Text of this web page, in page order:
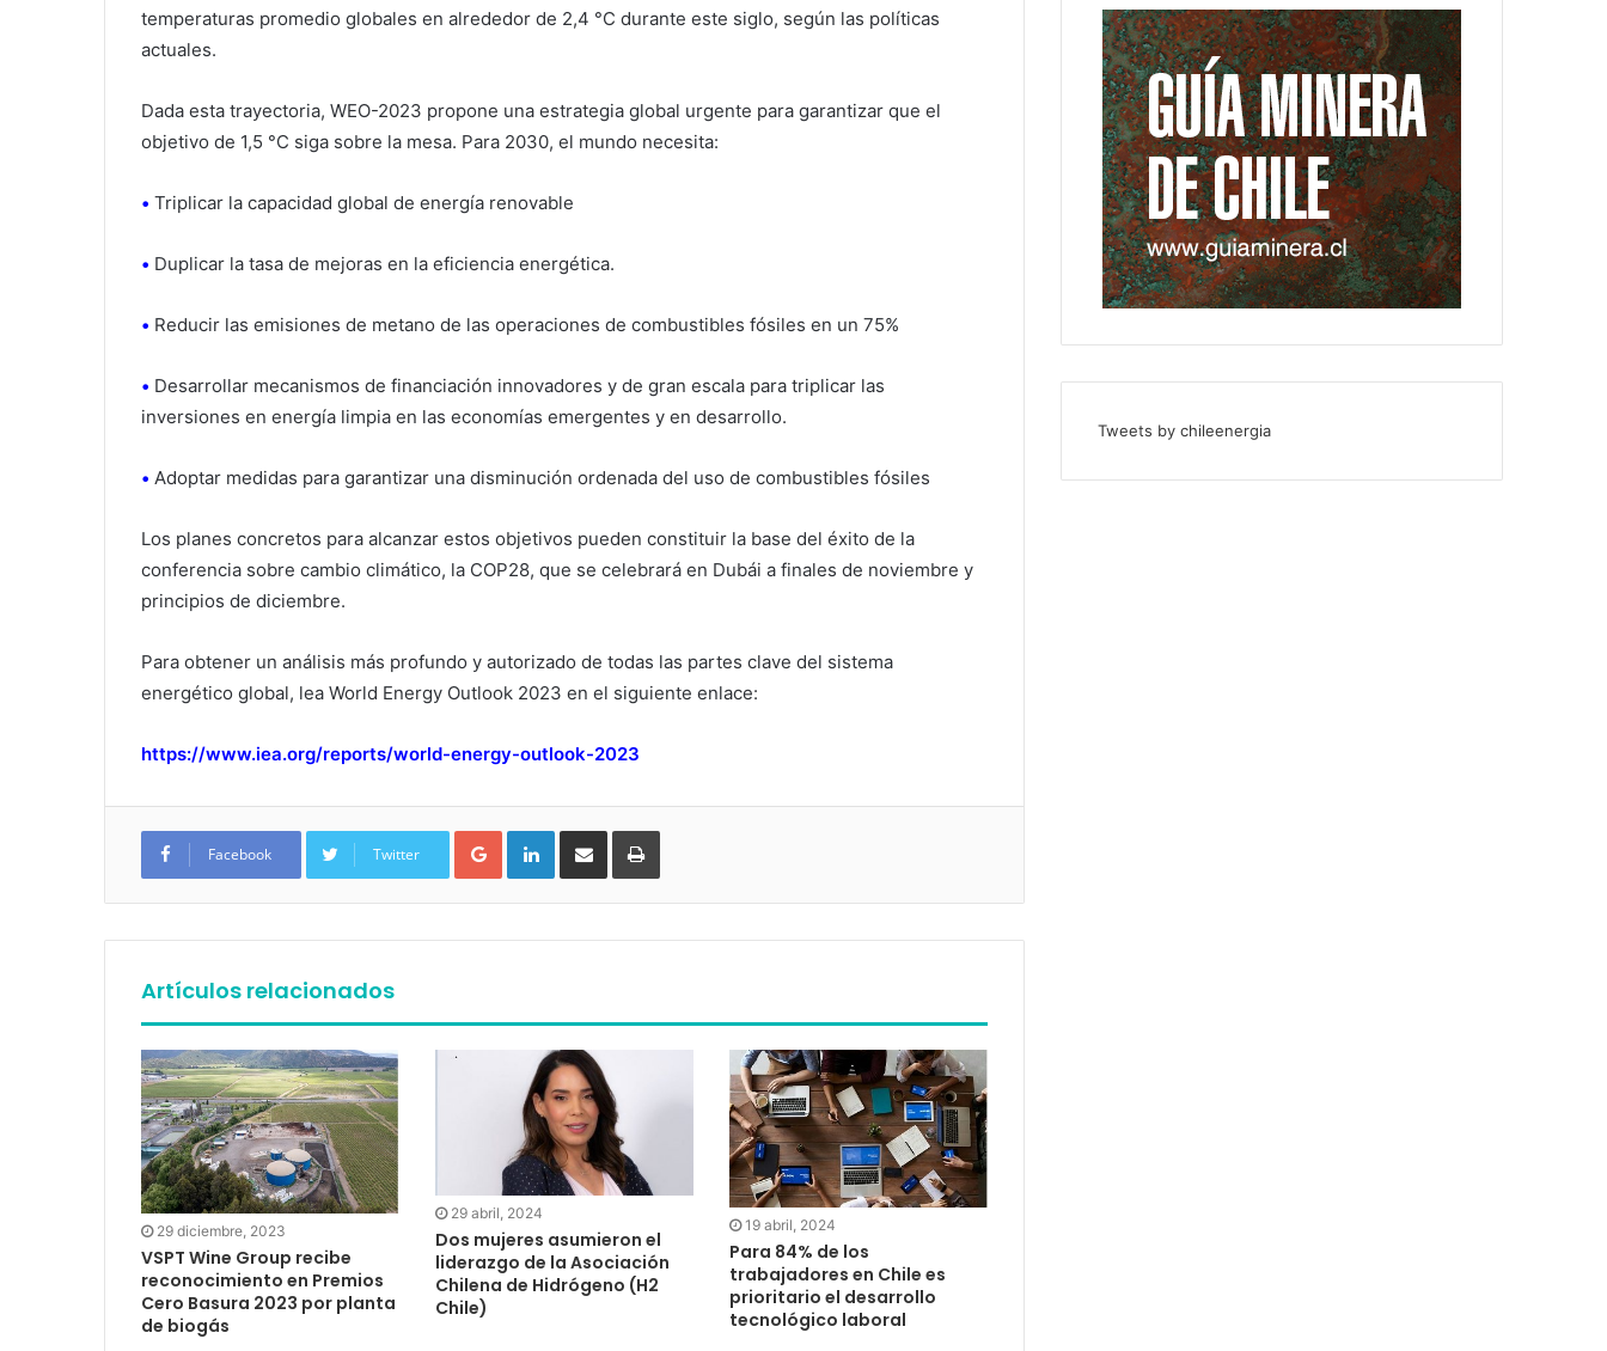
temperaturas promedio globales en alrededor de 2,4 °C durante este siglo, según las políticas
actuales.
Dada esta trayectoria, WEO-2023 propone una estrategia global urgente para garantizar que el
objetivo de 1,5 °C siga sobre la mesa. Para 2030, el mundo necesita:
• Triplicar la capacidad global de energía renovable
• Duplicar la tasa de mejoras en la eficiencia energética.
• Reducir las emisiones de metano de las operaciones de combustibles fósiles en un 75%
• Desarrollar mecanismos de financiación innovadores y de gran escala para triplicar las
inversiones en energía limpia en las economías emergentes y en desarrollo.
• Adoptar medidas para garantizar una disminución ordenada del uso de combustibles fósiles
Los planes concretos para alcanzar estos objetivos pueden constituir la base del éxito de la
conferencia sobre cambio climático, la COP28, que se celebrará en Dubái a finales de noviembre y
principios de diciembre.
Para obtener un análisis más profundo y autorizado de todas las partes clave del sistema
energético global, lea World Energy Outlook 2023 en el siguiente enlace:
https://www.iea.org/reports/world-energy-outlook-2023
Facebook Twitter
Google+ LinkedIn
Artículos relacionados
29 diciembre, 2023
VSPT Wine Group recibe
reconocimiento en Premios
Cero Basura 2023 por planta
de biogás
29 abril, 2024
Dos mujeres asumieron el
liderazgo de la Asociación
Chilena de Hidrógeno (H2
Chile)
19 abril, 2024
Para 84% de los
trabajadores en Chile es
prioritario el desarrollo
tecnológico laboral
Tweets by chileenergia